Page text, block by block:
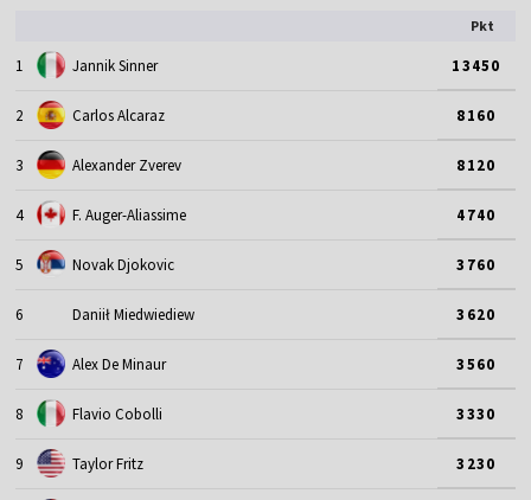
Pkt
1 Jannik Sinner 13450
2 Carlos Alcaraz 8160
3 Alexander Zverev 8120
4 F. Auger-Aliassime 4740
5 Novak Djokovic 3760
6 Daniił Miedwiediew 3620
7 Alex De Minaur 3560
8 Flavio Cobolli 3330
9 Taylor Fritz 3230